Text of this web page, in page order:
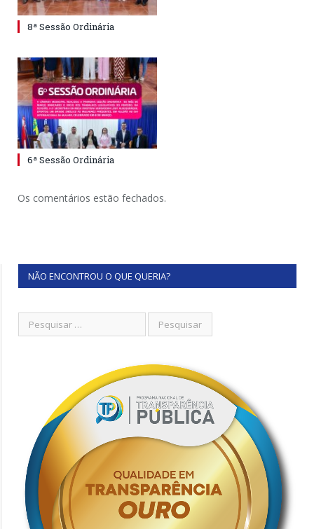
8ª Sessão Ordinária
6ª Sessão Ordinária
Os comentários estão fechados.
NÃO ENCONTROU O QUE QUERIA?